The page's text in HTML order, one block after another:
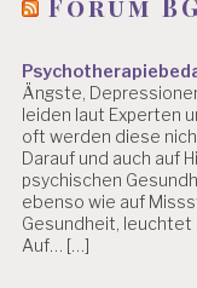
Forum
Ängste,
leiden laut Experten
oft werden diese
Darauf und auch auf
psychischen
ebenso wie auf
Gesundheit, leuchtet
Auf… […]